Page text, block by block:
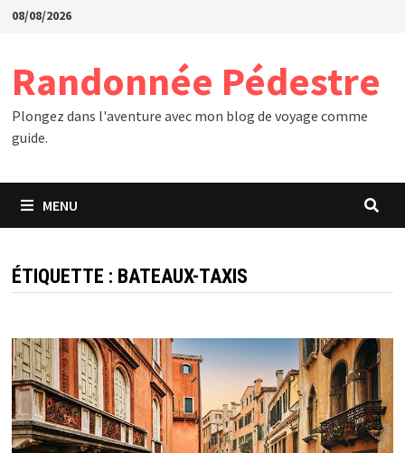
Passer
08/08/2026
Randonnée Pédestre
Plongez dans l'aventure avec mon blog de voyage comme
guide.
MENU
ÉTIQUETTE : BATEAUX-TAXIS